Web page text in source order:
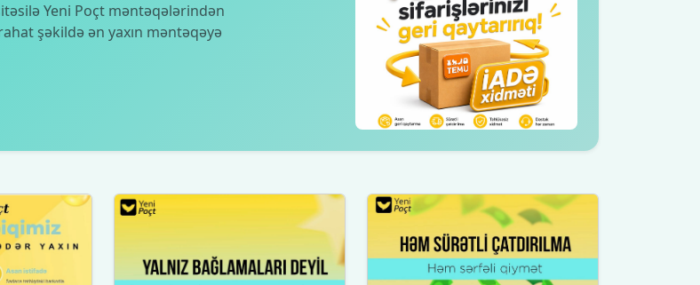
Yeni Poçt məntəqələrindən
şəkildə ən yaxın məntəqəyə